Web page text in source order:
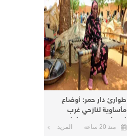
طوارئ دار حمر: أوضاع
مأساوية لنازحي غرب
كردفان في معسكرات
الأبيض
منذ 20 ساعة المزيد